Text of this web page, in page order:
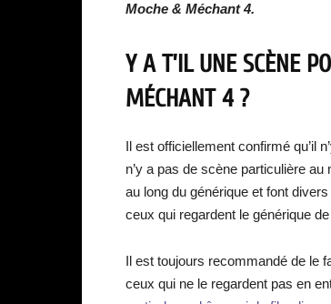
Moche & Méchant4.
Y A T’IL UNE SCÈNE
MÉCHANT 4 ?
Il est officiellement confirmé qu’il
n’y a pas de scène particulière
au long du générique et font
ceux qui regardent le générique de
Il est toujours recommandé de le
ceux qui ne le regardent pas en